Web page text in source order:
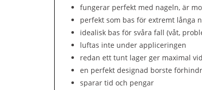
fungerar perfekt med nageln, är
perfekt som bas för extremt långa
idealisk bas för svåra fall (våt,
luftas inte under appliceringen
redan ett tunt lager ger maximal
en perfekt designad borste
sparar tid och pengar